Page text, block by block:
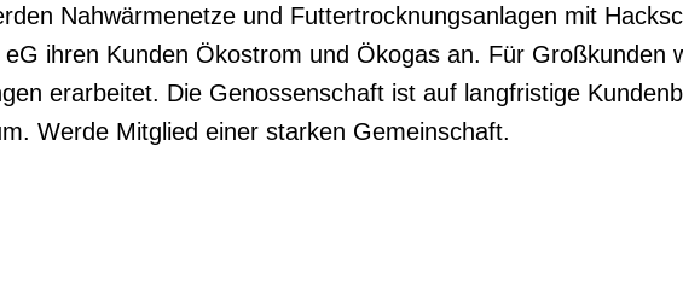
Nahwärmenetze und Futtertrocknungsanlagen mit
ihren Kunden Ökostrom und Ökogas an. Für Großkunden
erarbeitet. Die Genossenschaft ist auf langfristige
Werde Mitglied einer starken Gemeinschaft.